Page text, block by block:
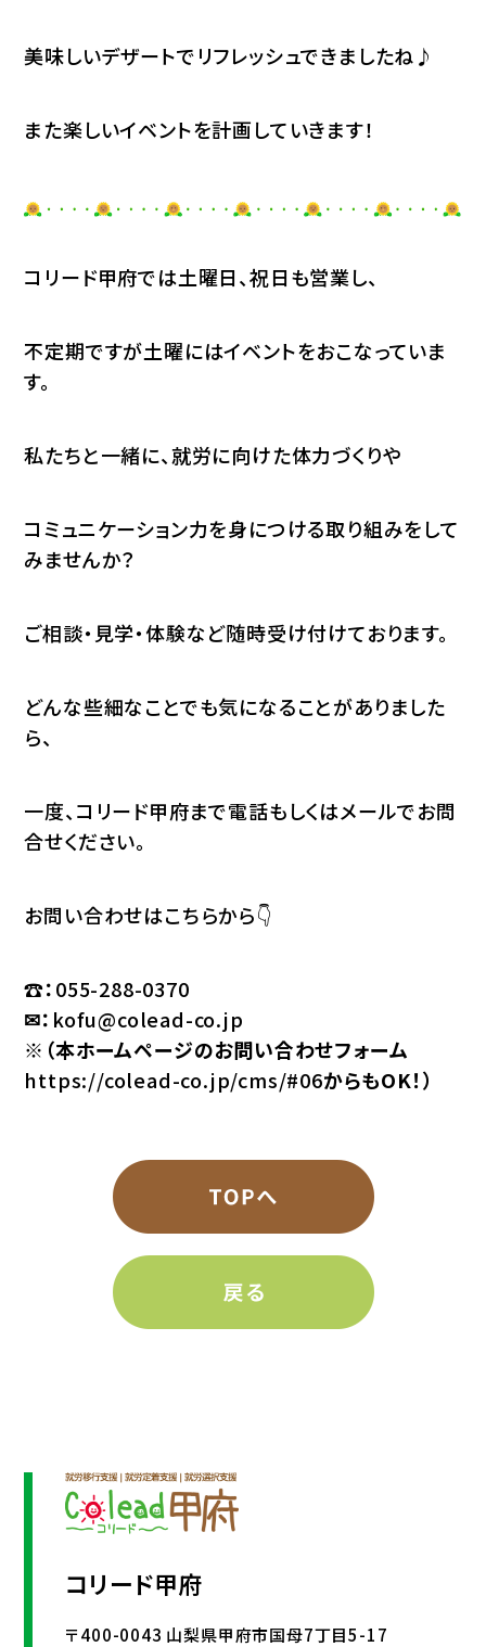
美味しいデザートでリフレッシュできましたね♪
また楽しいイベントを計画していきます！
コリード甲府では土曜日、祝日も営業し、
不定期ですが土曜にはイベントをおこなっていま
す。
私たちと一緒に、就労に向けた体力づくりや
コミュニケーション力を身につける取り組みをして
みませんか？
ご相談・見学・体験など随時受け付けております。
どんな些細なことでも気になることがありました
ら、
一度、コリード甲府まで電話もしくはメールでお問
合せください。
お問い合わせはこちらから👇
☎：055-288-0370
✉： kofu@colead-co.jp
※（本ホームページのお問い合わせフォーム
https://colead-co.jp/cms/#06からもOK！）
コリード甲府
〒400-0043 山梨県甲府市国母7丁目5-17